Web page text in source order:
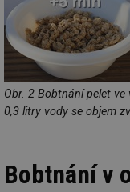
Obr. 2 Bobtnání pelet
0,3 litry vody se objem
Bobtnání v